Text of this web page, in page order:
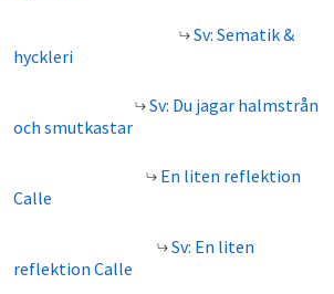
Sv: Sematik &
hyckleri
Sv: Du jagar halmstrån
och smutkastar
En liten reflektion
Calle
Sv: En liten
reflektion Calle